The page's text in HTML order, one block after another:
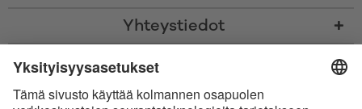
Yhteystiedot
sekä
tarvittaessa postiennakkomaksut, ellei toisin ole ilmoitettu
* Bluetooth®-sanamerkki ja logot ovat Bluetooth SIG, Inc.:in omistamia